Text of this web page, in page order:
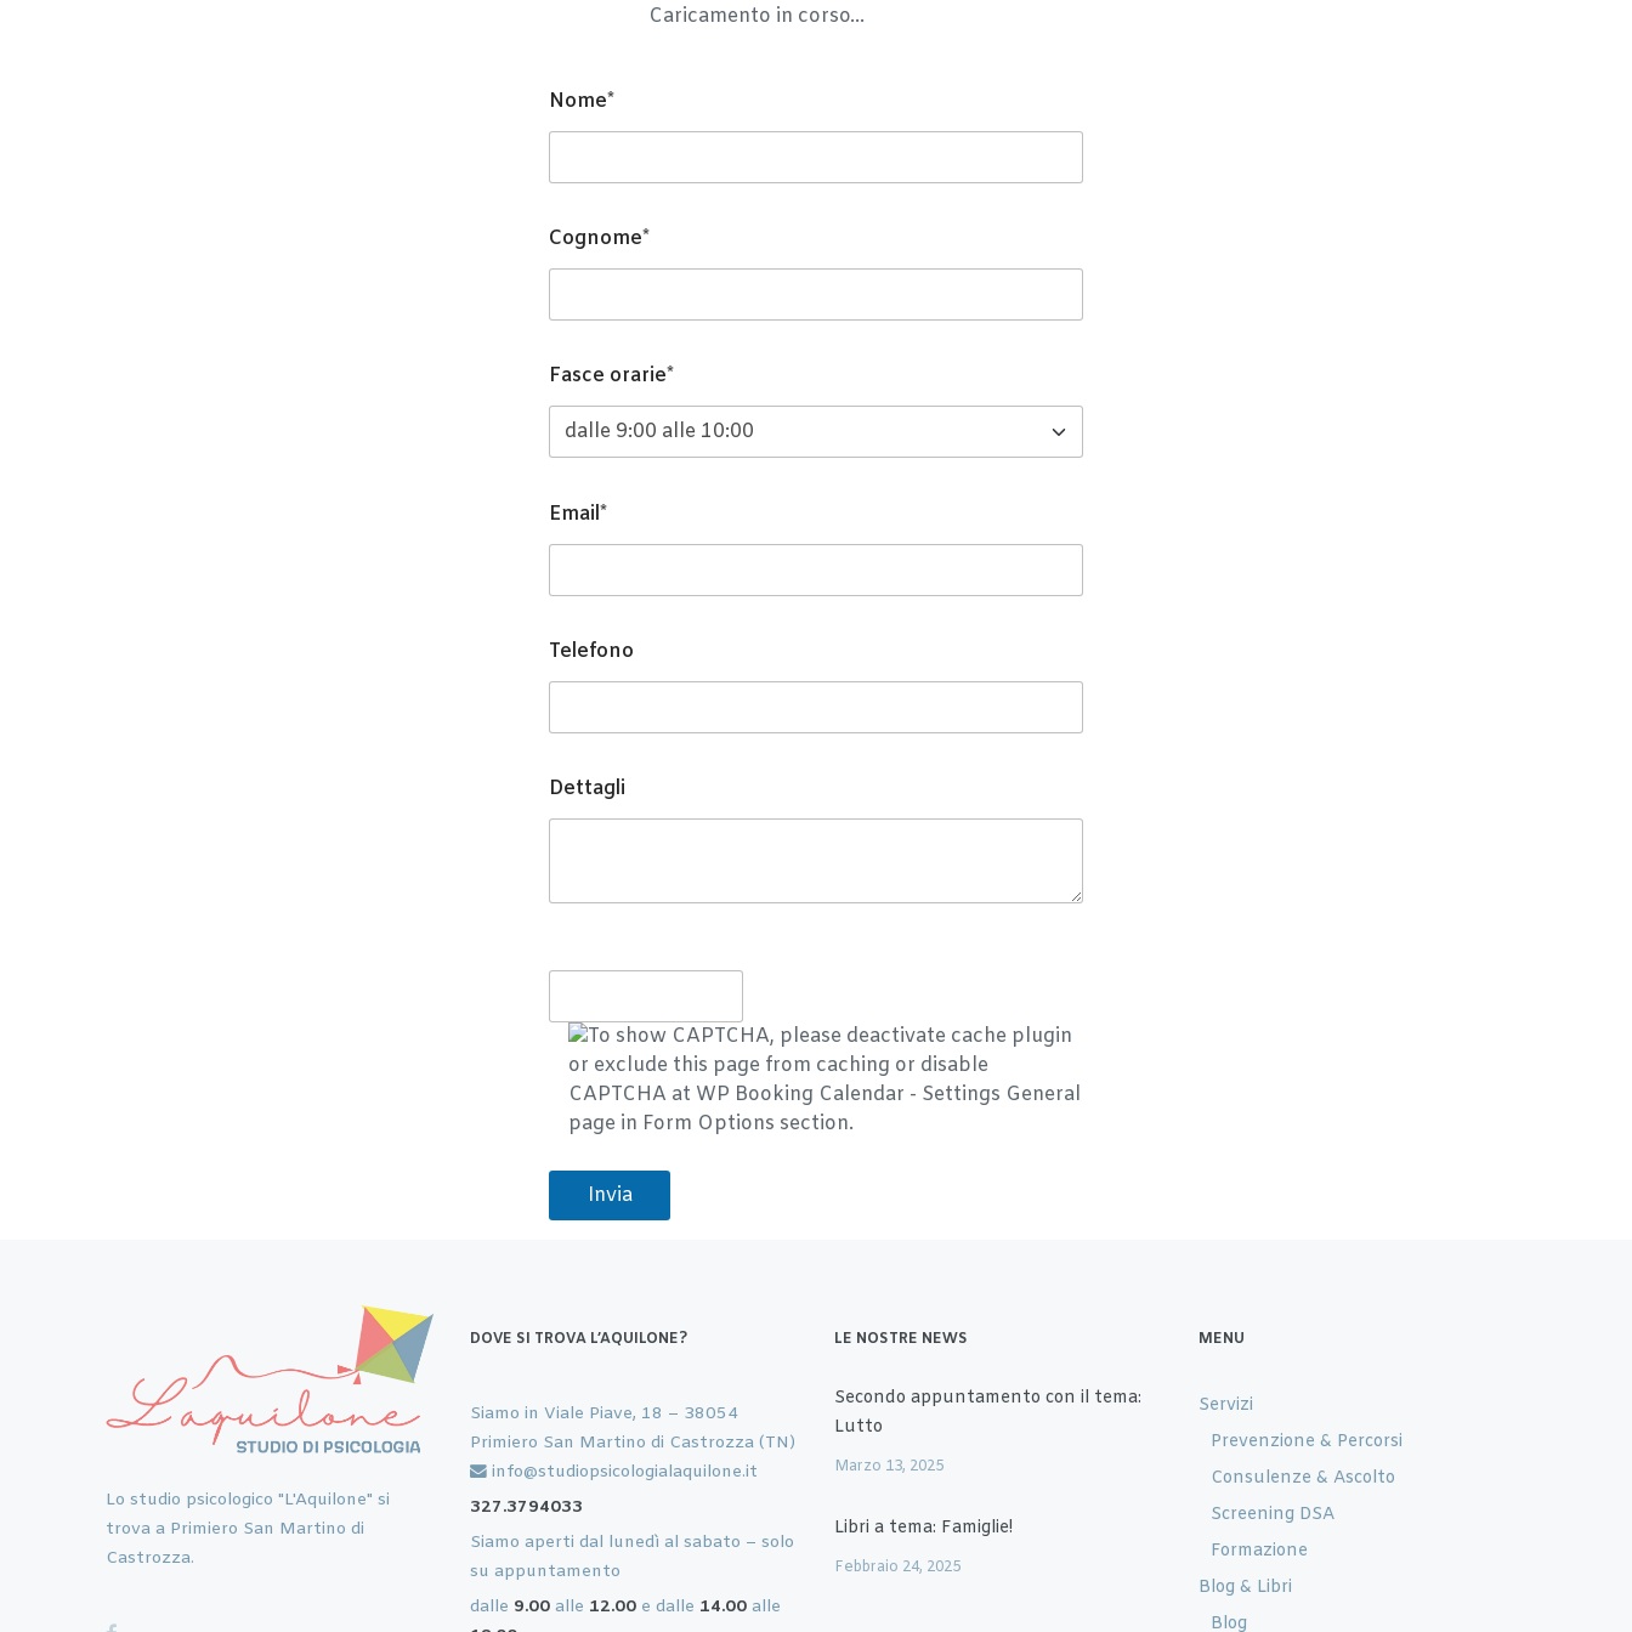
Caricamento in corso...
Nome*
Cognome*
Fasce orarie*
Email*
Telefono
Dettagli
Lo studio psicologico "L'Aquilone" si
trova a Primiero San Martino di
Castrozza.
DOVE SI TROVA L’AQUILONE?
Siamo in Viale Piave, 18 – 38054
Primiero San Martino di Castrozza (TN)
info@studiopsicologialaquilone.it
327.3794033
Siamo aperti dal lunedì al sabato – solo
su appuntamento
dalle 9.00 alle 12.00 e dalle 14.00 alle
LE NOSTRE NEWS
Secondo appuntamento con il tema:
Lutto
Marzo 13, 2025
Libri a tema: Famiglie!
Febbraio 24, 2025
MENU
Servizi
Prevenzione & Percorsi
Consulenze & Ascolto
Screening DSA
Formazione
Blog & Libri
Blog